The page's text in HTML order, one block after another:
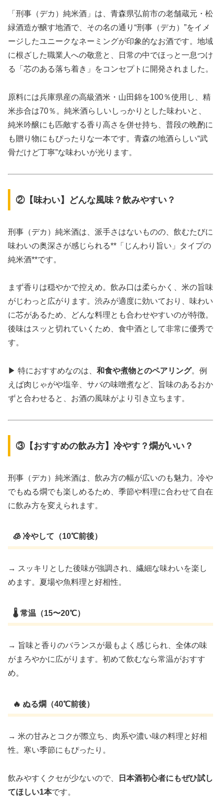
「刑事（デカ）純米酒」は、青森県弘前市の老舗蔵元・松
緑酒造が醸す地酒で、その名の通り“刑事（デカ）”をイメ
ージしたユニークなネーミングが印象的なお酒です。地域
に根ざした職業人への敬意と、日常の中でほっと一息つけ
る「芯のある落ち着き」をコンセプトに開発されました。
原料には兵庫県産の高級酒米・山田錦を100％使用し、精
米歩合は70％。純米酒らしいしっかりとした味わいと、
純米吟醸にも匹敵する香り高さを併せ持ち、普段の晩酌に
も贈り物にもぴったりな一本です。青森の地酒らしい“武
骨だけど丁寧”な味わいが光ります。
②【味わい】どんな風味？飲みやすい？
刑事（デカ）純米酒は、派手さはないものの、飲むたびに
味わいの奥深さが感じられる**「じんわり旨い」タイプの
純米酒**です。
まず香りは穏やかで控えめ。飲み口は柔らかく、米の旨味
がじわっと広がります。渋みが適度に効いており、味わい
に芯があるため、どんな料理とも合わせやすいのが特徴。
後味はスッと切れていくため、食中酒として非常に優秀で
す。
▶ 特におすすめなのは、 和食や煮物とのペアリング。例
えば肉じゃがや塩辛、サバの味噌煮など、旨味のあるおか
ずと合わせると、お酒の風味がより引き立ちます。
③【おすすめの飲み方】冷やす？燗がいい？
刑事（デカ）純米酒は、飲み方の幅が広いのも魅力。冷や
でもぬる燗でも楽しめるため、季節や料理に合わせて自在
に飲み方を変えられます。
🧊 冷やして（10℃前後）
→ スッキリとした後味が強調され、繊細な味わいを楽し
めます。夏場や魚料理と好相性。
🌡 常温（15〜20℃）
→ 旨味と香りのバランスが最もよく感じられ、全体の味
がまろやかに広がります。初めて飲むなら常温がおすす
め。
🔥 ぬる燗（40℃前後）
→ 米の甘みとコクが際立ち、肉系や濃い味の料理と好相
性。寒い季節にもぴったり。
飲みやすくクセが少ないので、
日本酒初心者にもぜひ試し
てほしい1本です。